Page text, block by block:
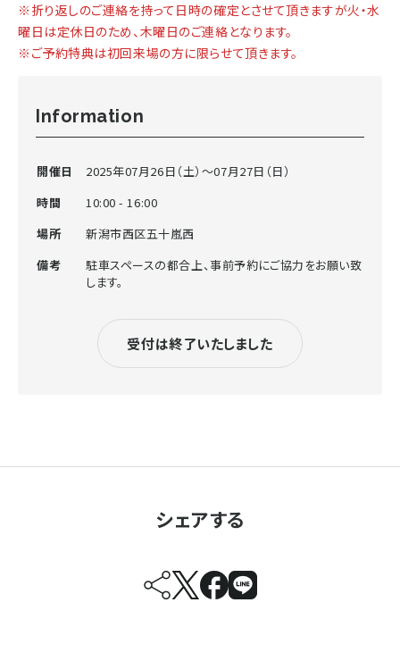
Information
開催日
2025年07月26日（土）〜07月27日（日）
時間
10:00 - 16:00
場所
新潟市西区五十嵐西
備考
駐車スペースの都合上、事前予約にご協力をお願い致
します。
受付は終了いたしました
※折り返しのご連絡を持って日時の確定とさせて頂きますが火・水
曜日は定休日のため、木曜日のご連絡となります。
※ご予約特典は初回来場の方に限らせて頂きます。
シェアする